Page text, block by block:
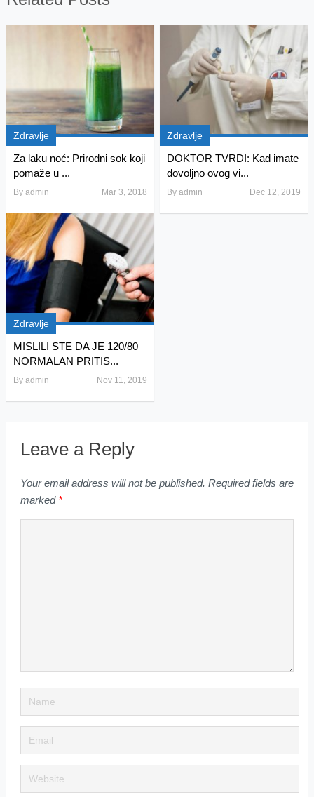
Zdravlje
Za laku noć: Prirodni sok koji
pomaže u ...
By admin Mar 3, 2018
Zdravlje
DOKTOR TVRDI: Kad imate
dovoljno ovog vi...
Byadmin Dec 12, 2019
Zdravlje
MISLILI STE DA JE 120/80
NORMALAN PRITIS...
By admin Nov 11, 2019
Leave a Reply
Your email address will not be published. Required fields are
marked *